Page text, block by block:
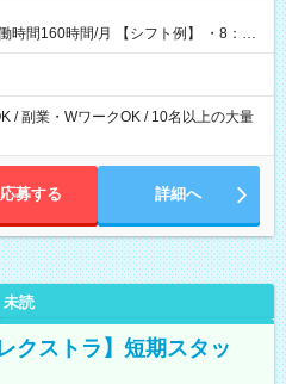
月 【シフト例】 ・8：00
/ 副業・WワークOK / 10名以上の大量
応募する 詳細へ
未読
クストラ】短期スタッ